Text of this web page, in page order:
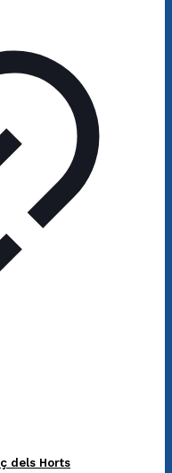
dels Horts